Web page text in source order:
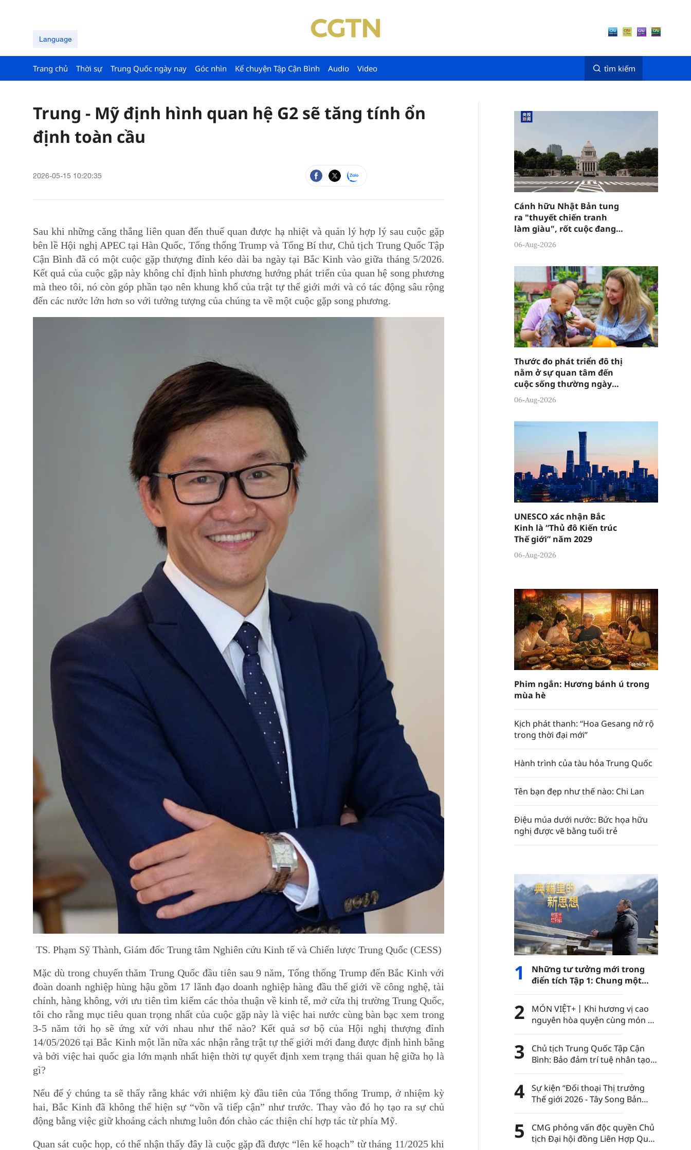
Language
Trang chủ Thời sự Trung Quốc ngày nay Góc nhìn Kể chuyện Tập Cận Bình Audio Video tìm kiếm
Trung - Mỹ định hình quan hệ G2 sẽ tăng tính ổn
định toàn cầu
2026-05-15 10:20:35
Sau khi những căng thẳng liên quan đến thuế quan được hạ nhiệt và quản lý hợp lý sau cuộc gặp
bên lề Hội nghị APEC tại Hàn Quốc, Tổng thống Trump và Tổng Bí thư, Chủ tịch Trung Quốc Tập
Cận Bình đã có một cuộc gặp thượng đỉnh kéo dài ba ngày tại Bắc Kinh vào giữa tháng 5/2026.
Kết quả của cuộc gặp này không chỉ định hình phương hướng phát triển của quan hệ song phương
mà theo tôi, nó còn góp phần tạo nên khung khổ của trật tự thế giới mới và có tác động sâu rộng
đến các nước lớn hơn so với tưởng tượng của chúng ta về một cuộc gặp song phương.
TS. Phạm Sỹ Thành, Giám đốc Trung tâm Nghiên cứu Kinh tế và Chiến lược Trung Quốc (CESS)
Mặc dù trong chuyến thăm Trung Quốc đầu tiên sau 9 năm, Tổng thống Trump đến Bắc Kinh với
đoàn doanh nghiệp hùng hậu gồm 17 lãnh đạo doanh nghiệp hàng đầu thế giới về công nghệ, tài
chính, hàng không, với ưu tiên tìm kiếm các thỏa thuận về kinh tế, mở cửa thị trường Trung Quốc,
tôi cho rằng mục tiêu quan trọng nhất của cuộc gặp này là việc hai nước cùng bàn bạc xem trong
3-5 năm tới họ sẽ ứng xử với nhau như thế nào? Kết quả sơ bộ của Hội nghị thượng đỉnh
14/05/2026 tại Bắc Kinh một lần nữa xác nhận rằng trật tự thế giới mới đang được định hình bằng
và bởi việc hai quốc gia lớn mạnh nhất hiện thời tự quyết định xem trạng thái quan hệ giữa họ là
gì?
Nếu để ý chúng ta sẽ thấy rằng khác với nhiệm kỳ đầu tiên của Tổng thống Trump, ở nhiệm kỳ
hai, Bắc Kinh đã không thể hiện sự “vồn vã tiếp cận” như trước. Thay vào đó họ tạo ra sự chủ
động bằng việc giữ khoảng cách nhưng luôn đón chào các thiện chí hợp tác từ phía Mỹ.
Quan sát cuộc họp, có thể nhận thấy đây là cuộc gặp đã được “lên kế hoạch” từ tháng 11/2025 khi
Cánh hữu Nhật Bản tung
ra "thuyết chiến tranh
làm giàu", rốt cuộc đang
đánh lừa ai?
06-Aug-2026
Thước đo phát triển đô thị
nằm ở sự quan tâm đến
cuộc sống thường ngày
của người dân
06-Aug-2026
UNESCO xác nhận Bắc
Kinh là “Thủ đô Kiến trúc
Thế giới” năm 2029
06-Aug-2026
Phim ngắn: Hương bánh ú trong
mùa hè
Kịch phát thanh: “Hoa Gesang nở rộ
trong thời đại mới”
Hành trình của tàu hỏa Trung Quốc
Tên bạn đẹp như thế nào: Chi Lan
Điệu múa dưới nước: Bức họa hữu
nghị được vẽ bằng tuổi trẻ
1
Những tư tưởng mới trong
điển tích Tập 1: Chung một
con đường
2
MÓN VIỆT+丨Khi hương vị cao
nguyên hòa quyện cùng món ăn
Việt Nam……
3
Chủ tịch Trung Quốc Tập Cận
Bình: Bảo đảm trí tuệ nhân tạo
luôn nằm trong sự kiểm soát
của nhân loại
4
Sự kiện “Đối thoại Thị trưởng
Thế giới 2026 - Tây Song Bản
Nạp” diễn ra tại châu tự trị dân
tộc Thái Tây Song Bản Nạp, tỉnh
Vân Nam, Trung Quốc
5
CMG phỏng vấn độc quyền Chủ
tịch Đại hội đồng Liên Hợp Quốc